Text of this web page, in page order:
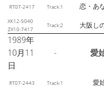
RT07-2417 Track:1 恋・あ
XK12-5040
ZX10-7417
Track:2 大阪し
1989年
10月11
日
- 愛
RT07-2443 Track:1 愛